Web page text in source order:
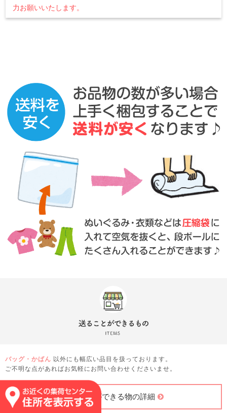
力お願いいたします。
バッグ・かばん 以外にも幅広い品目を扱っております。
ご不明な点があればお気軽にお問い合わせくださいませ。
送ることができる物の詳細